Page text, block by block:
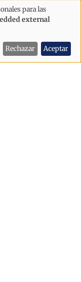
edificios ya
para
para las
external
Rechazar Aceptar